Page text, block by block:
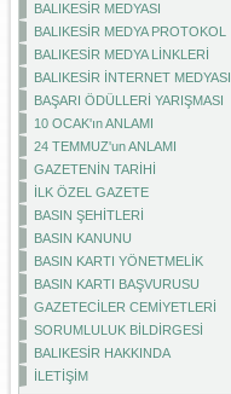
BALIKESİR MEDYASI
BALIKESİR MEDYA PROTOKOL
BALIKESİR MEDYA LİNKLERİ
BALIKESİR İNTERNET MEDYASI
BAŞARI ÖDÜLLERİ YARIŞMASI
10 OCAK'ın ANLAMI
24 TEMMUZ'un ANLAMI
GAZETENİN TARİHİ
İLK ÖZEL GAZETE
BASIN ŞEHİTLERİ
BASIN KANUNU
BASIN KARTI YÖNETMELİK
BASIN KARTI BAŞVURUSU
GAZETECİLER CEMİYETLERİ
SORUMLULUK BİLDİRGESİ
BALIKESİR HAKKINDA
İLETİŞİM